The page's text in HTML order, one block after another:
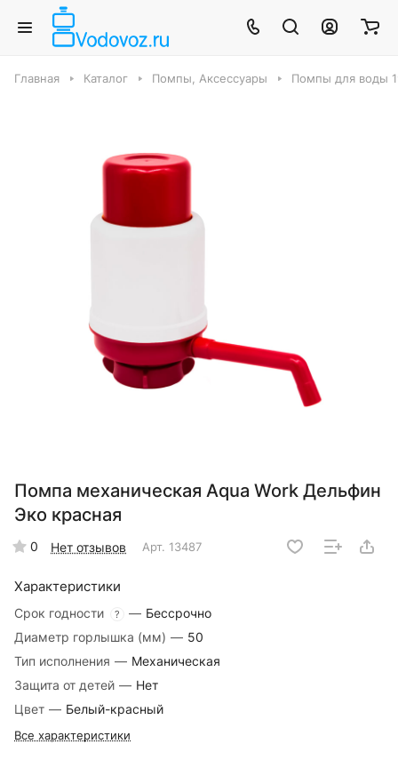
Главная Каталог Помпы, Аксессуары Помпы для воды
Помпа механическая Aqua Work Дельфин
Эко красная
0 Нет отзывов Арт. 13487
Характеристики
Срок годности ? — Бессрочно
Диаметр горлышка (мм) — 50
Тип исполнения — Механическая
Защита от детей — Нет
Цвет — Белый-красный
Все характеристики